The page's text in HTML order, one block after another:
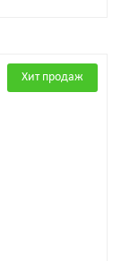
Хит продаж